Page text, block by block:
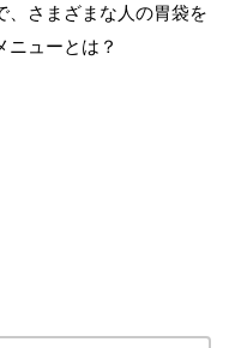
、さまざまな人の胃袋を
ニューとは？